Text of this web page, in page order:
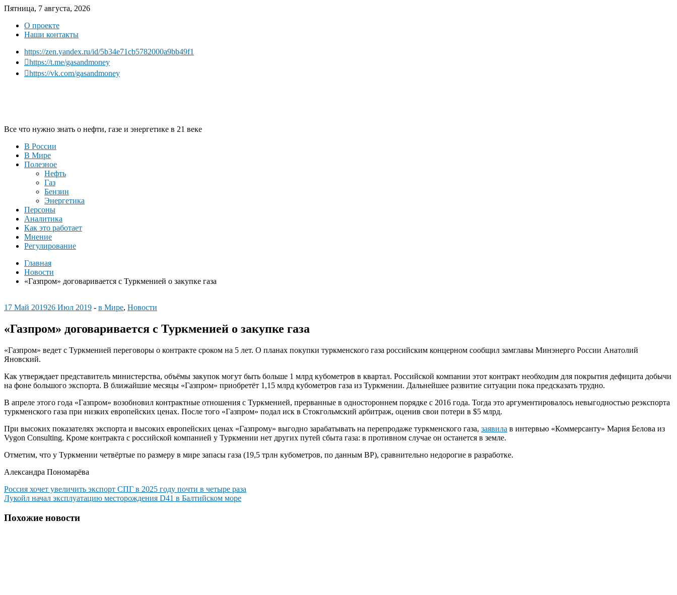
Пятница, 7 августа, 2026
О проекте
Наши контакты
https://zen.yandex.ru/id/5b34e71cb5782000a9bb49f1
https://t.me/gasandmoney
https://vk.com/gasandmoney
Все что нужно знать о нефти, газе и энергетике в 21 веке
В России
В Мире
Полезное
Нефть
Газ
Бензин
Энергетика
Персоны
Аналитика
Как это работает
Мнение
Регулирование
Главная
Новости
«Газпром» договаривается с Туркменией о закупке газа
17 Май 201926 Июл 2019 - в Мире, Новости
«Газпром» договаривается с Туркменией о закупке газа
«Газпром» ведет с Туркменией переговоры о контракте сроком на 5 лет. О планах покупки туркменского газа российским концерном сообщил замглавы Минэнерго России Анатолий
Яновский.
Как утверждает представитель министерства, объёмы закупок могут быть больше 1 млрд кубометров в квартал. Российской компании этот контракт необходим для покрытия дефицита добычи
на фоне большого экспорта. В ближайшие месяцы «Газпром» приобретёт 1,15 млрд кубометров газа из Туркмении. Дальнейшее развитие ситуации пока предсказать трудно.
В апреле этого года «Газпром» возобновил контрактные отношения с Туркменией, прерванные в одностороннем порядке с 2016 года. Тогда это аргументировалось невыгодностью реэкспорта
туркменского газа при низких европейских ценах. После того «Газпром» подал иск в Стокгольмский арбитраж, оценив свои потери в $5 млрд.
При высоких показателях экспорта и высоких европейских ценах «Газпрому» выгодно зарабатывать на перепродаже туркменского газа, заявила в интервью «Коммерсанту» Мария Белова из
Vygon Consulting. Кроме контракта с российской компанией у Туркмении нет других путей сбыта газа: в противном случае он останется в земле.
Отметим, что у Туркмении четвёртые по размеру в мире запасы газа (19,5 трлн кубометров, по данным BP), сравнительно недорогие в разработке.
Александра Пономарёва
Навигация
по
записям
Россия хочет увеличить экспорт СПГ в 2025 году почти в четыре раза
Лукойл начал эксплуатацию месторождения D41 в Балтийском море
Похожие новости